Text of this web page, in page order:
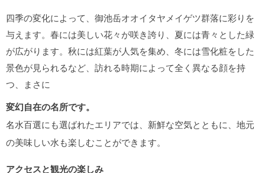
四季の変化によって、御池岳オオイタヤメイゲツ群落に彩りを
与えます。春には美しい花々が咲き誇り、夏には青々とした緑
が広がります。秋には紅葉が人気を集め、冬には雪化粧をした
景色が見られるなど、訪れる時期によって全く異なる顔を持
つ、まさに
変幻自在の名所です。
名水百選にも選ばれたエリアでは、新鮮な空気とともに、地元
の美味しい水も楽しむことができます。
アクセスと観光の楽しみ